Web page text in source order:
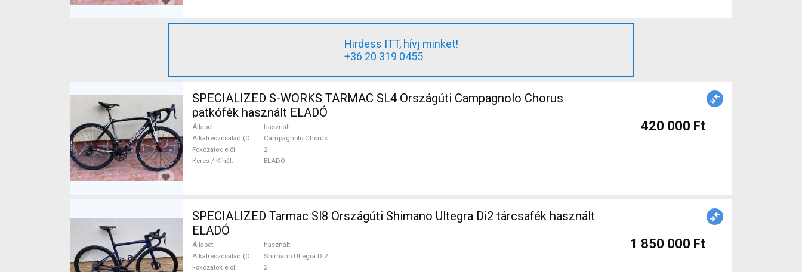
Hirdess ITT, hívj minket!
+36 20 319 0455
SPECIALIZED S-WORKS TARMAC SL4 Országúti Campagnolo Chorus
patkófék használt ELADÓ
Állapot
használt
Alkatrészcsalád (Outi)
Campagnolo Chorus
Fokozatok elöl
2
Keres / Kínál
ELADÓ
420 000 Ft
SPECIALIZED Tarmac Sl8 Országúti Shimano Ultegra Di2 tárcsafék használt
ELADÓ
Állapot
használt
Alkatrészcsalád (Outi)
Shimano Ultegra Di2
Fokozatok elöl
2
1 850 000 Ft